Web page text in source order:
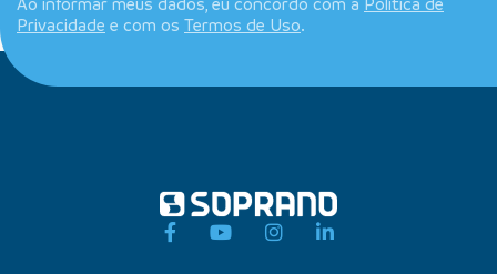
Privacidade e com os Termos de Uso.